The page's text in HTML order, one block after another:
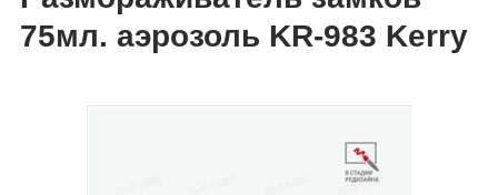
75мл. аэрозоль KR-983 Kerry